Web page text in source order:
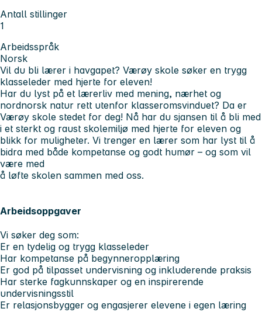
Antall stillinger
1
Arbeidsspråk
Norsk
Vil du bli lærer i havgapet? Værøy skole søker en trygg
klasseleder med hjerte for eleven!
Har du lyst på et lærerliv med mening, nærhet og
nordnorsk natur rett utenfor klasseromsvinduet? Da er
Værøy skole stedet for deg! Nå har du sjansen til å bli med
i et sterkt og raust skolemiljø med hjerte for eleven og
blikk for muligheter. Vi trenger en lærer som har lyst til å
bidra med både kompetanse og godt humør – og som vil
være med
å løfte skolen sammen med oss.
Arbeidsoppgaver
Vi søker deg som:
Er en tydelig og trygg klasseleder
Har kompetanse på begynneropplæring
Er god på tilpasset undervisning og inkluderende praksis
Har sterke fagkunnskaper og en inspirerende
undervisningsstil
Er relasjonsbygger og engasjerer elevene i egen læring